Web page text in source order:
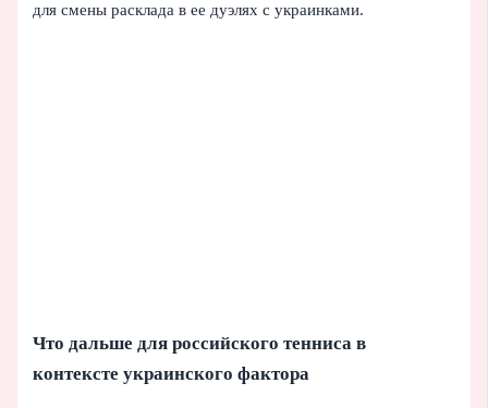
для смены расклада в ее дуэлях с украинками.
Что дальше для российского тенниса в
контексте украинского фактора